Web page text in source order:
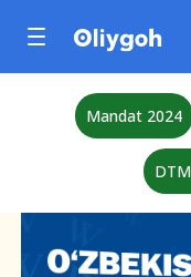
Mandat 2024